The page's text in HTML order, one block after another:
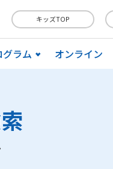
キッズTOP
グラム オンライン